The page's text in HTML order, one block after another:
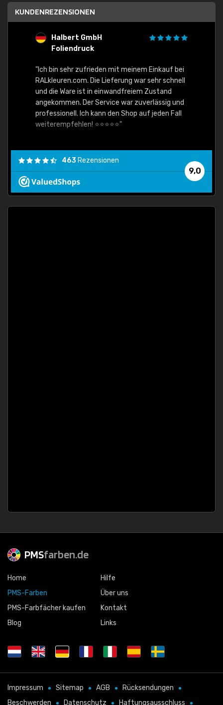
KUNDENREZENSIONEN
Halbert GmbH
Foliendruck
"Ich bin sehr zufrieden mit meinem Einkauf bei
RALkleuren.com. Die Lieferung war sehr schnell
und die Ware ist in einwandfreiem Zustand
angekommen. Der Service war zuverlässig und
professionell. Ich kann den Shop auf jeden Fall
weiterempfehlen! ⭐⭐⭐⭐⭐"
9,0
463 Rezensionen
PMSfarben.de
Home
PMS-Farben
PMS-Farbfächer kaufen
Blog
Hilfe
Über uns
Kontakt
Links
Impressum Sitemap AGB
Rücksendungen
Beschwerden
Datenschutz Haftungsausschluss